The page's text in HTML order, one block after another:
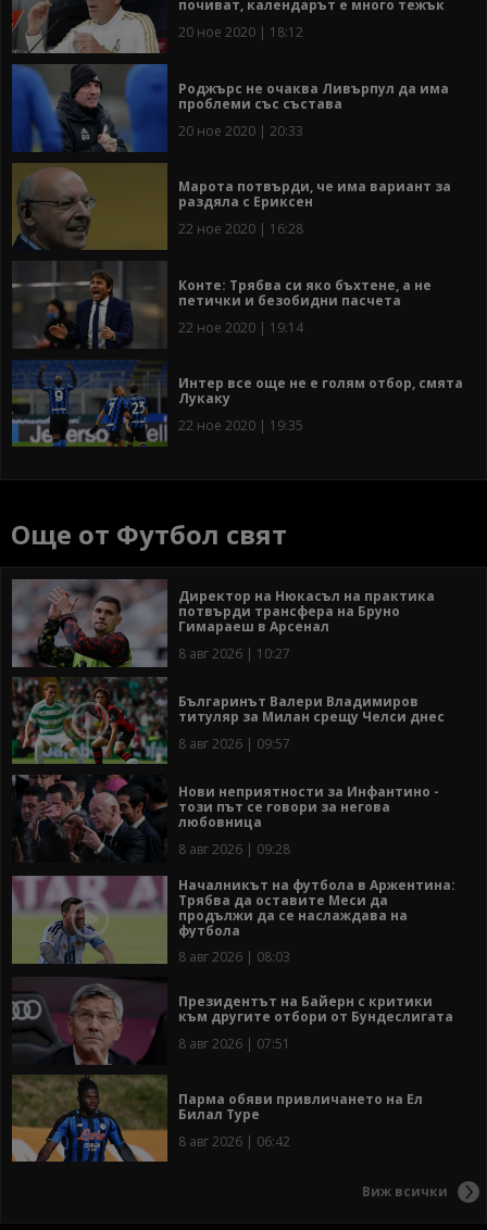
почиват, календарът е много тежък
20 ное 2020 | 18:12
Роджърс не очаква Ливърпул да има
проблеми със състава
20 ное 2020 | 20:33
Марота потвърди, че има вариант за
раздяла с Ериксен
22 ное 2020 | 16:28
Конте: Трябва си яко бъхтене, а не
петички и безобидни пасчета
22 ное 2020 | 19:14
Интер все още не е голям отбор, смята
Лукаку
22 ное 2020 | 19:35
Още от Футбол свят
Директор на Нюкасъл на практика
потвърди трансфера на Бруно
Гимараеш в Арсенал
8 авг 2026 | 10:27
Българинът Валери Владимиров
титуляр за Милан срещу Челси днес
8 авг 2026 | 09:57
Нови неприятности за Инфантино -
този път се говори за негова
любовница
8 авг 2026 | 09:28
Началникът на футбола в Аржентина:
Трябва да оставите Меси да
продължи да се наслаждава на
футбола
8 авг 2026 | 08:03
Президентът на Байерн с критики
към другите отбори от Бундеслигата
8 авг 2026 | 07:51
Парма обяви привличането на Ел
Билал Туре
8 авг 2026 | 06:42
Виж всички